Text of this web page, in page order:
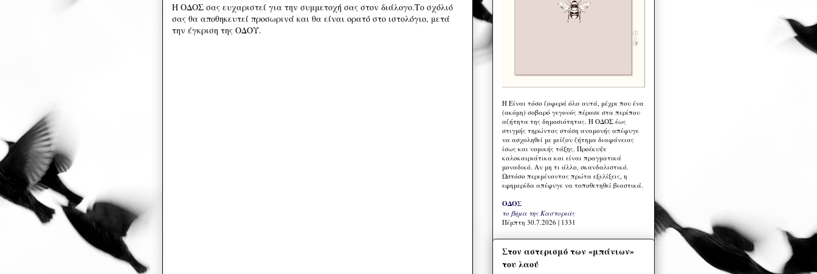
Η ΟΔΟΣ σας ευχαριστεί για την συμμετοχή σας στον διάλογο.Το σχόλιό
σας θα αποθηκευτεί προσωρινά και θα είναι ορατό στο ιστολόγιο, μετά
την έγκριση της ΟΔΟΥ.
Η Eίναι τόσο ζοφερά όλα αυτά, μέχρι που ένα
(ακόμη) σοβαρό γεγονός πέρασε στα περίπου
αζήτητα της δημοσιότητας. Η ΟΔΟΣ έως
στιγμής τηρώντας στάση αναμονής απέφυγε
να ασχοληθεί με μείζον ζήτημα διαφάνειας
ίσως και νομικής τάξης. Προέκυψε
καλοκαιριάτικα και είναι πραγματικά
μοναδικό. Αν μη τι άλλο, σκανδαλιστικό.
Ωστόσο περιμένοντας πρώτα εξελίξεις, η
εφημερίδα απέφυγε να τοποθετηθεί βιαστικά.
ΟΔΟΣ
το βήμα της Καστοριάς
Πέμπτη 30.7.2026 | 1331
Στον αστερισμό των «μπάνιων»
του λαού